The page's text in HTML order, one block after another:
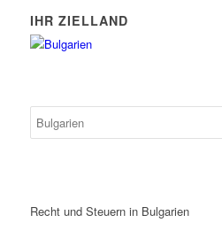
IHR ZIELLAND
Recht und Steuern in Bulgarien